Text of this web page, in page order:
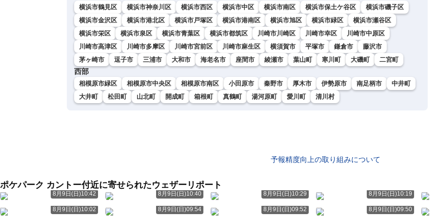
横浜市鶴見区 横浜市神奈川区 横浜市西区 横浜市中区 横浜市南区 横浜市保土ケ谷区
横浜市磯子区
横浜市金沢区
横浜市港北区 横浜市戸塚区 横浜市港南区 横浜市旭区 横浜市緑区
横浜市瀬谷区
横浜市栄区
横浜市泉区 横浜市青葉区 横浜市都筑区 川崎市川崎区 川崎市幸区
川崎市中原区
川崎市高津区
川崎市多摩区 川崎市宮前区 川崎市麻生区 横須賀市 平塚市 鎌倉市
藤沢市
茅ヶ崎市
逗子市 三浦市 大和市 海老名市 座間市 綾瀬市 葉山町 寒川町 大磯町 二宮町
西部
相模原市緑区 相模原市中央区 相模原市南区 小田原市 秦野市 厚木市 伊勢原市 南足柄市
中井町
大井町
松田町 山北町 開成町 箱根町 真鶴町 湯河原町 愛川町 清川村
予報精度向上の取り組みについて
ポケパーク カントー付近に寄せられたウェザーリポート
8月9日(日)10:42 8月9日(日)10:40 8月9日(日)10:29 8月9日(日)10:19
8月9日(日)10:02 8月9日(日)09:54 8月9日(日)09:52 8月9日(日)09:50